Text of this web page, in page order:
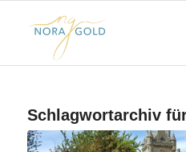
Schlagwortarchiv